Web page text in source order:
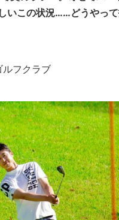
いこの状況……どうやっ
フクラブ